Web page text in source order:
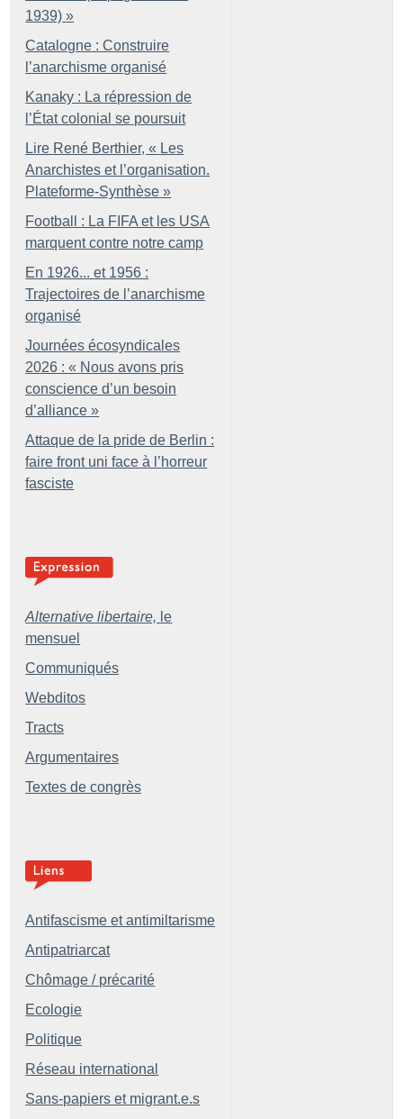
1939) »
Catalogne : Construire
l’anarchisme organisé
Kanaky : La répression de
l’État colonial se poursuit
Lire René Berthier, « Les
Anarchistes et l’organisation.
Plateforme-Synthèse »
Football : La FIFA et les USA
marquent contre notre camp
En 1926... et 1956 :
Trajectoires de l’anarchisme
organisé
Journées écosyndicales
2026 : « Nous avons pris
conscience d’un besoin
d’alliance »
Attaque de la pride de Berlin :
faire front uni face à l’horreur
fasciste
Alternative libertaire, le
mensuel
Communiqués
Webditos
Tracts
Argumentaires
Textes de congrès
Antifascisme et antimiltarisme
Antipatriarcat
Chômage / précarité
Ecologie
Politique
Réseau international
Sans-papiers et migrant.e.s